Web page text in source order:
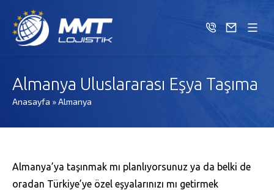
Almanya Uluslararası Eşya Taşıma
Anasayfa »Almanya
Almanya’ya taşınmak mı planlıyorsunuz ya da belki de
oradan Türkiye’ye özel eşyalarınızı mı getirmek